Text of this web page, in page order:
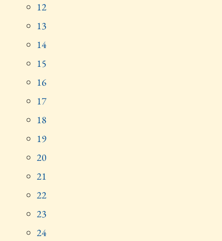
12
13
14
15
16
17
18
19
20
21
22
23
24